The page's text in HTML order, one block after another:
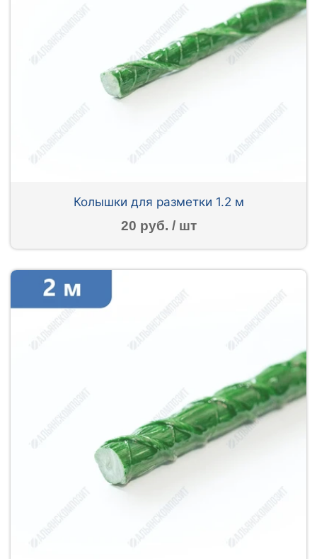
Колышки для разметки 1.2 м
20 руб. / шт